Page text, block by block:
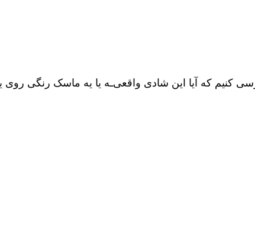
کنیم که آیا این شادی واقعی‌ـه یا یه ماسک رنگی روی